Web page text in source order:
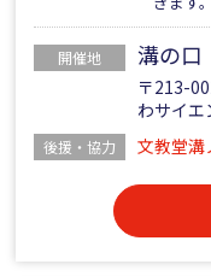
開催地 溝の口
〒213-
わサイエ
後援・協力 文教堂溝